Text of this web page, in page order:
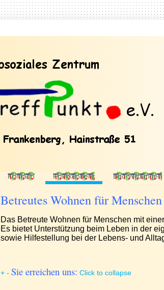
Korbach Frankenberg Bad Wildungen
Betreutes Wohnen für
Das Betreute Wohnen für Menschen mit
Es bietet Unterstützung beim Leben in der
sowie Hilfestellung bei der Lebens- und
+ - Sie erreichen uns: Click to collapse